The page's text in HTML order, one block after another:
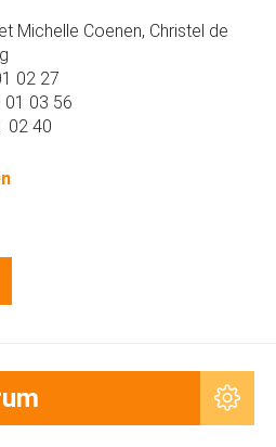
Michelle Coenen, Christel de
02 27
01 03 56
02 40